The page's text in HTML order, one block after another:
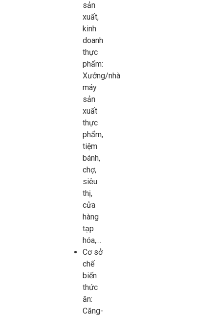
sản
xuất,
kinh
doanh
thực
phẩm:
Xưởng/nhà
máy
sản
xuất
thực
phẩm,
tiệm
bánh,
chợ,
siêu
thị,
cửa
hàng
tạp
hóa,…
Cơ sở
chế
biến
thức
ăn:
Căng-